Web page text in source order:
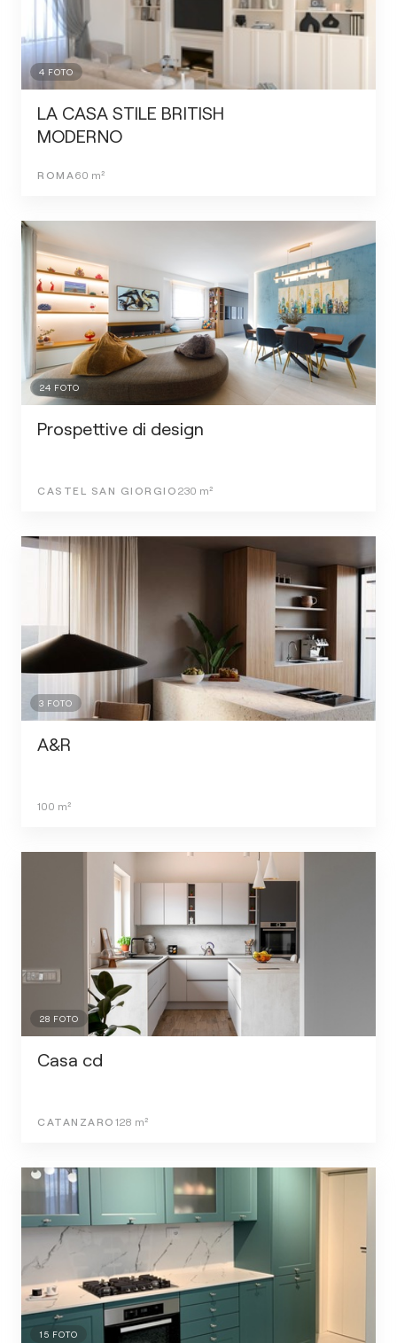
4 FOTO
LA CASA STILE BRITISH
MODERNO
ROMA 60 m²
24 FOTO
Prospettive di design
CASTEL SAN GIORGIO 230 m²
3 FOTO
A&R
100 m²
28 FOTO
Casa cd
CATANZARO 128 m²
15 FOTO